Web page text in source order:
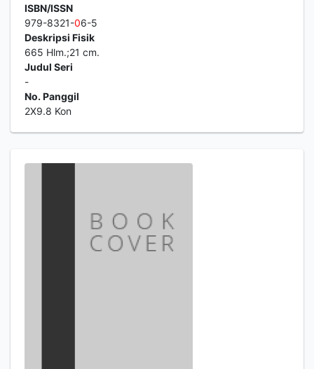
ISBN/ISSN
979-8321-06-5
Deskripsi Fisik
665 Hlm.;21 cm.
Judul Seri
-
No. Panggil
2X9.8 Kon